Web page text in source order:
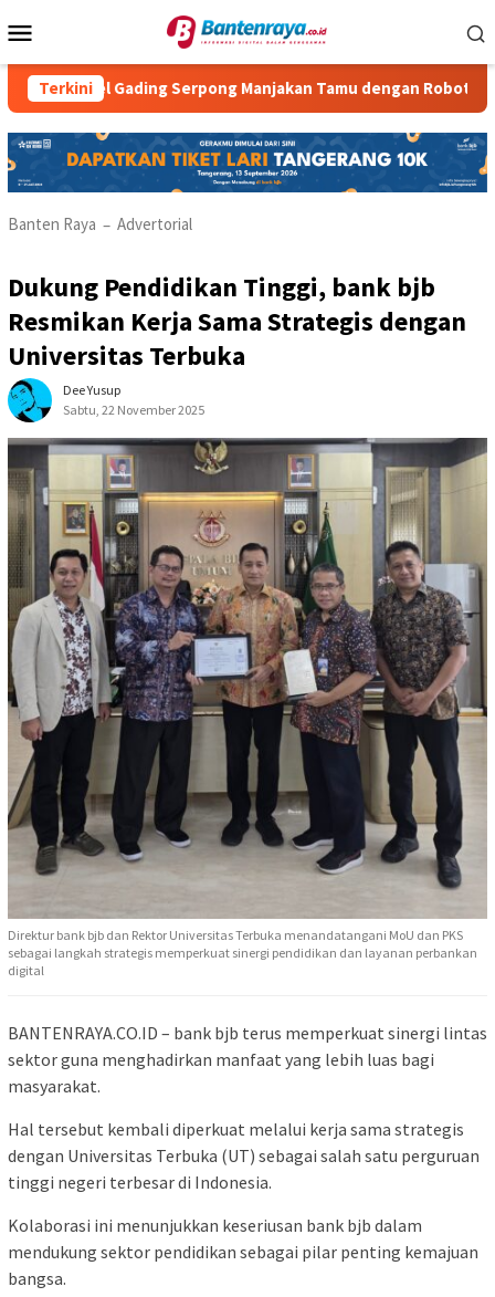
ke
Mobile
Terkini
Gading Serpong Manjakan Tamu dengan Robot Waiter
Banten Raya – Advertorial
Dukung Pendidikan Tinggi, bank bjb
Resmikan Kerja Sama Strategis dengan
Universitas Terbuka
Dee Yusup
Sabtu, 22 November 2025
Direktur bank bjb dan Rektor Universitas Terbuka menandatangani MoU dan PKS
sebagai langkah strategis memperkuat sinergi pendidikan dan layanan perbankan
digital
BANTENRAYA.CO.ID – bank bjb terus memperkuat sinergi lintas
sektor guna menghadirkan manfaat yang lebih luas bagi
masyarakat.
Hal tersebut kembali diperkuat melalui kerja sama strategis
dengan Universitas Terbuka (UT) sebagai salah satu perguruan
tinggi negeri terbesar di Indonesia.
Kolaborasi ini menunjukkan keseriusan bank bjb dalam
mendukung sektor pendidikan sebagai pilar penting kemajuan
bangsa.